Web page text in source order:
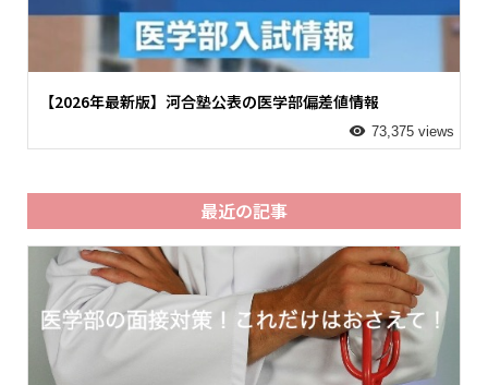
【2026年最新版】河合塾公表の医学部偏差値情報
73,375 views
最近の記事